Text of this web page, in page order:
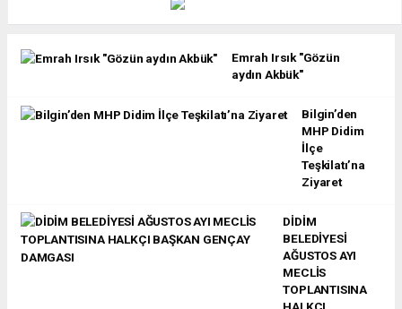
Emrah Irsık "Gözün
aydın Akbük"
Bilgin’den
MHP Didim
İlçe
Teşkilatı’na
Ziyaret
DİDİM
BELEDİYESİ
AĞUSTOS AYI
MECLİS
TOPLANTISINA
HALKÇI